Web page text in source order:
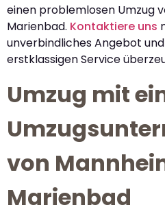
einen problemlosen Umzug
Marienbad. Kontaktiere uns
unverbindliches Angebot
erstklassigen Service
Umzug mit
von
Marienbad